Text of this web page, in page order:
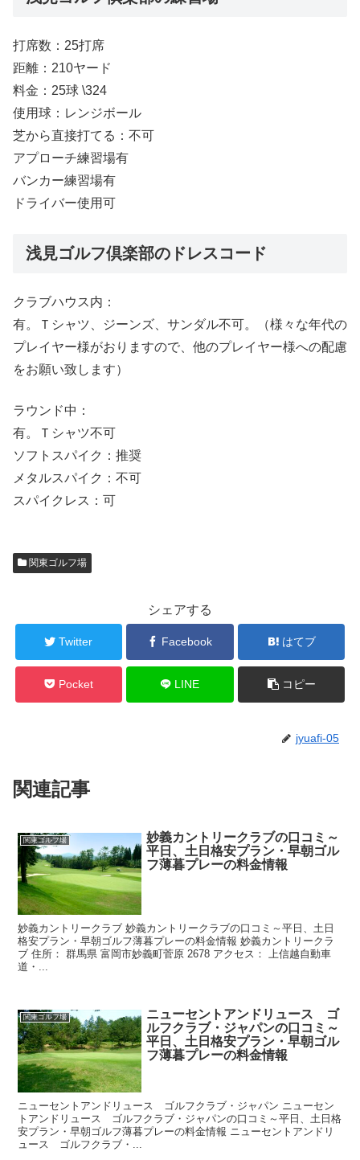
打席数：25打席
距離：210ヤード
料金：25球 \324
使用球：レンジボール
芝から直接打てる：不可
アプローチ練習場有
バンカー練習場有
ドライバー使用可
浅見ゴルフ倶楽部のドレスコード
クラブハウス内：
有。Ｔシャツ、ジーンズ、サンダル不可。（様々な年代の
プレイヤー様がおりますので、他のプレイヤー様への配慮
をお願い致します）
ラウンド中：
有。Ｔシャツ不可
ソフトスパイク：推奨
メタルスパイク：不可
スパイクレス：可
関東ゴルフ場
シェアする
Twitter Facebook はてブ
Pocket LINE コピー
jyuafi-05
関連記事
関東ゴルフ場
妙義カントリークラブの口コミ～
平日、土日格安プラン・早朝ゴル
フ薄暮プレーの料金情報
妙義カントリークラブ 妙義カントリークラブの口コミ～平日、土日
格安プラン・早朝ゴルフ薄暮プレーの料金情報 妙義カントリークラ
ブ 住所： 群馬県 富岡市妙義町菅原 2678 アクセス： 上信越自動車
道・...
関東ゴルフ場
ニューセントアンドリュース ゴ
ルフクラブ・ジャパンの口コミ～
平日、土日格安プラン・早朝ゴル
フ薄暮プレーの料金情報
ニューセントアンドリュース ゴルフクラブ・ジャパン ニューセン
トアンドリュース ゴルフクラブ・ジャパンの口コミ～平日、土日格
安プラン・早朝ゴルフ薄暮プレーの料金情報 ニューセントアンドリ
ュース ゴルフクラブ・...